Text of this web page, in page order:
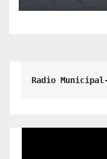
del
Radio